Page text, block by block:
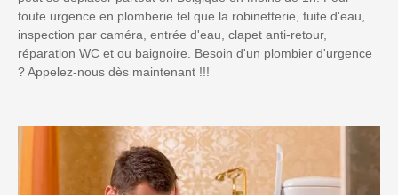
toute urgence en plomberie tel que la robinetterie, fuite d'eau,
inspection par caméra, entrée d'eau, clapet anti-retour,
réparation WC et ou baignoire. Besoin d'un plombier d'urgence
? Appelez-nous dès maintenant !!!